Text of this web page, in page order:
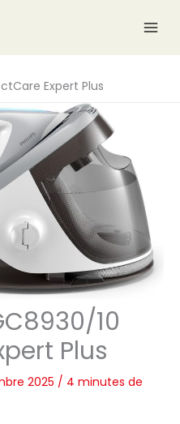
Expert Plus
10
Plus
2025 / 4 minutes de